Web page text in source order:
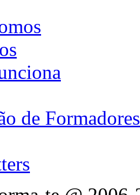
de Formadores